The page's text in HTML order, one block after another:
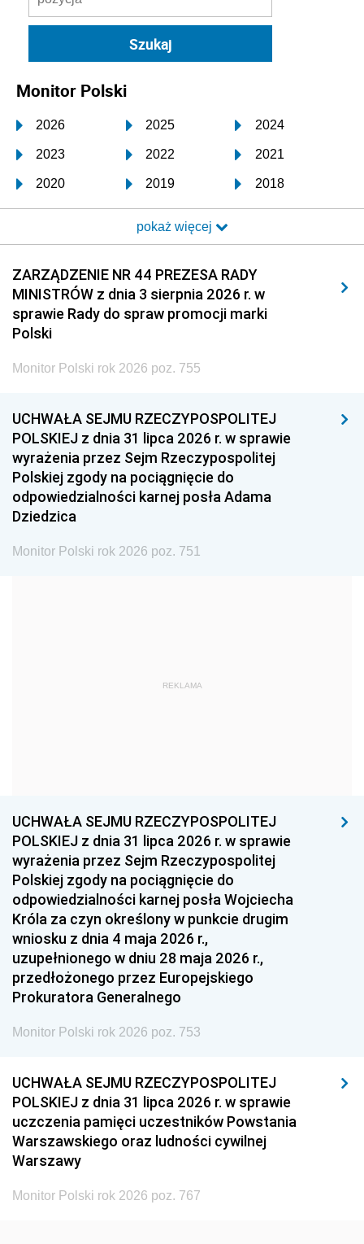
Monitor Polski
2026 2025 2024
2023 2022 2021
2020 2019 2018
2017 2016 2015
2014 2013 2012
2011 2010 2009
2008 2007 2006
2005
1996 1995 1994
1993 1992 1991
1990 1989
1987 1986 1985
1968
1954 1953 1952
1951 1950 1949
1948 1947
1939 1938 1937
1936 1930
pokaż więcej
ZARZĄDZENIE NR 44 PREZESA RADY
MINISTRÓW z dnia 3 sierpnia 2026 r. w
sprawie Rady do spraw promocji marki
Polski
Monitor Polski rok 2026 poz. 755
UCHWAŁA SEJMU RZECZYPOSPOLITEJ
POLSKIEJ z dnia 31 lipca 2026 r. w sprawie
wyrażenia przez Sejm Rzeczypospolitej
Polskiej zgody na pociągnięcie do
odpowiedzialności karnej posła Adama
Dziedzica
Monitor Polski rok 2026 poz. 751
REKLAMA
UCHWAŁA SEJMU RZECZYPOSPOLITEJ
POLSKIEJ z dnia 31 lipca 2026 r. w sprawie
wyrażenia przez Sejm Rzeczypospolitej
Polskiej zgody na pociągnięcie do
odpowiedzialności karnej posła Wojciecha
Króla za czyn określony w punkcie drugim
wniosku z dnia 4 maja 2026 r.,
uzupełnionego w dniu 28 maja 2026 r.,
przedłożonego przez Europejskiego
Prokuratora Generalnego
Monitor Polski rok 2026 poz. 753
UCHWAŁA SEJMU RZECZYPOSPOLITEJ
POLSKIEJ z dnia 31 lipca 2026 r. w sprawie
uczczenia pamięci uczestników Powstania
Warszawskiego oraz ludności cywilnej
Warszawy
Monitor Polski rok 2026 poz. 767